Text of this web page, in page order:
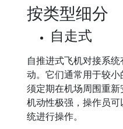
按类型细分
自走式
自推进式飞机对接系
动。它们通常用于较
须定期在机场周围重
机动性极强，操作员
统进行操作。